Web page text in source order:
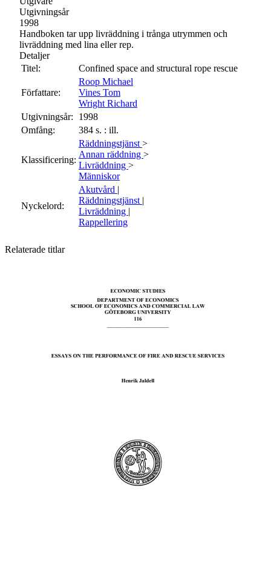
Utgivningsår
1998
Handboken tar upp livräddning i trånga utrymmen och
livräddning med lina eller rep.
Detaljer
Titel:
Confined space and structural rope rescue
Författare:
Roop Michael
Vines Tom
Wright Richard
Utgivningsår:
1998
Omfång:
384 s. : ill.
Klassificering:
Räddningstjänst >
Annan räddning >
Livräddning >
Människor
Nyckelord:
Akutvård |
Räddningstjänst |
Livräddning |
Rappellering
Relaterade titlar